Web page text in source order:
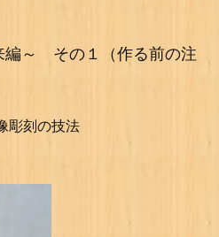
編～ その１（作る前の注
彫刻の技法